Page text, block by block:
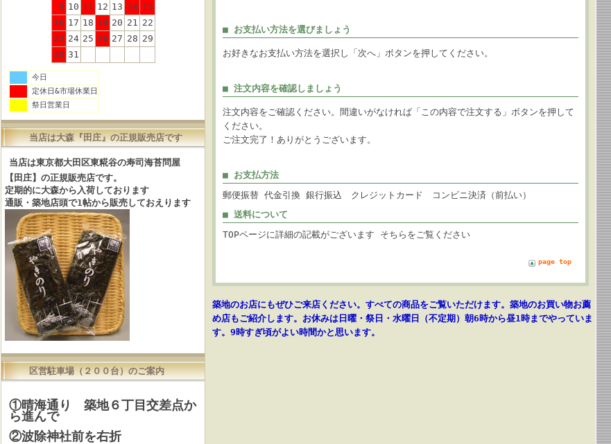
9 10 11 12 13 14 15
16 17 18 19 20 21 22
23 24 25 26 27 28 29
30 31
今日
定休日&市場休業日
祭日営業日
当店は大森『田庄』の正規販売店です
当店は東京都大田区東糀谷の寿司海苔問屋
【田庄】の正規販売店です。
定期的に大森から入荷しております
通販・築地店頭で1帖から販売しておえります
区営駐車場（２００台）のご案内
①晴海通り 築地６丁目交差点か
ら進んで
②波除神社前を右折
■ お支払い方法を選びましょう
お好きなお支払い方法を選択し「次へ」ボタンを押してください。
■ 注文内容を確認しましょう
注文内容をご確認ください。間違いがなければ「この内容で注文する」ボタンを押して
ください。
ご注文完了！ありがとうございます。
■ お支払方法
郵便振替 代金引換 銀行振込 クレジットカード コンビニ決済（前払い）
■ 送料について
TOPページに詳細の記載がございます そちらをご覧ください
page top
築地のお店にもぜひご来店ください。すべての商品をご覧いただけます。築地のお買い物お薦
め店もご紹介します。お休みは日曜・祭日・水曜日（不定期）朝6時から昼1時までやっていま
す。9時すぎ頃がよい時間かと思います。